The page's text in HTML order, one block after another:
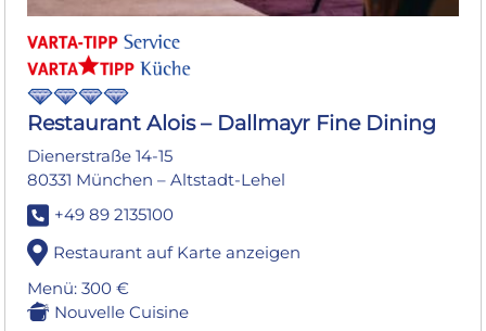
Restaurant Alois – Dallmayr Fine Dining
Dienerstraße 14-15
80331 München – Altstadt-Lehel
+49 89 2135100
Restaurant auf Karte anzeigen
Menü: 300 €
Nouvelle Cuisine